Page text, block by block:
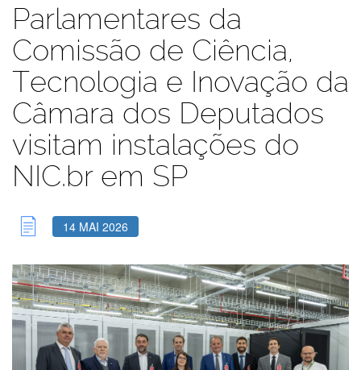
Parlamentares da
Comissão de Ciência,
Tecnologia e Inovação da
Câmara dos Deputados
visitam instalações do
NIC.br em SP
14 MAI 2026